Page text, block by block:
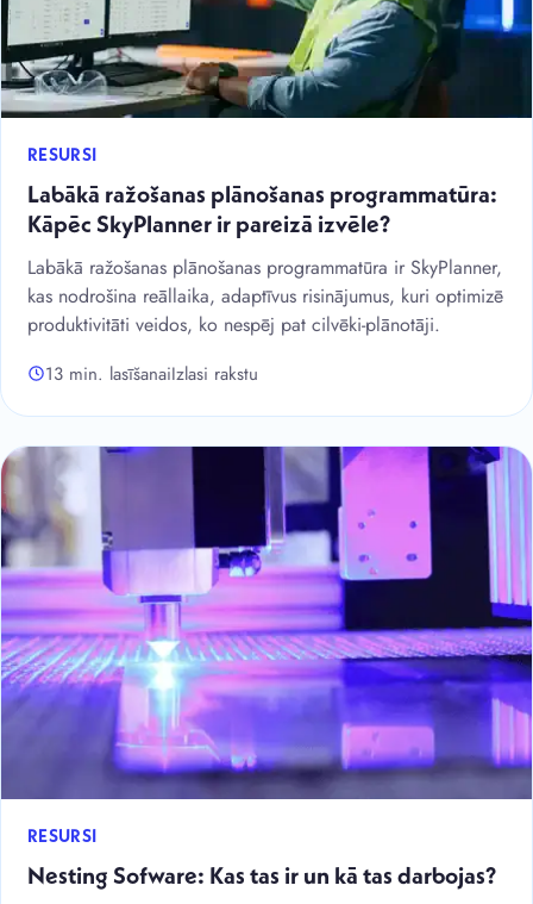
RESURSI
Labākā ražošanas plānošanas programmatūra:
Kāpēc SkyPlanner ir pareizā izvēle?
Labākā ražošanas plānošanas programmatūra ir SkyPlanner,
kas nodrošina reāllaika, adaptīvus risinājumus, kuri optimizē
produktivitāti veidos, ko nespēj pat cilvēki-plānotāji.
13 min. lasīšanaiIzlasi rakstu
RESURSI
Nesting Sofware: Kas tas ir un kā tas darbojas?